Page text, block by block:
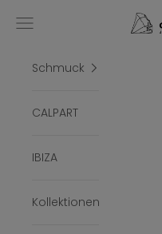
Menü
Schmuck
CALPART
IBIZA
Kollektionen